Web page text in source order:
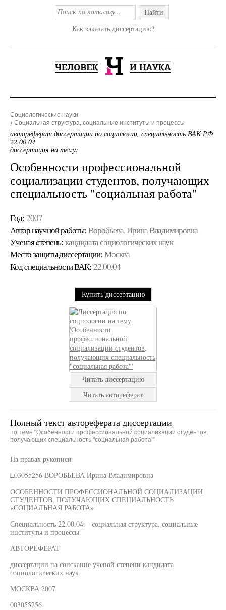
Найти
Как заказать диссертацию?
Социологические науки
Социальная структура, социальные институты и процессы
автореферат диссертации по социологии, специальность ВАК РФ
22.00.04
диссертация на тему:
Особенности профессиональной
социализации студентов, получающих
специальность "социальная работа"
Год: 2007
Автор научной работы: Воробьева, Ирина Владимировна
Ученая cтепень: кандидата социологических наук
Место защиты диссертации: Москва
Код cпециальности ВАК: 22.00.04
Купить диссертацию
Читать диссертацию
Читать автореферат
Полный текст автореферата диссертации
по теме "Особенности профессиональной социализации студентов,
получающих специальность "социальная работа""
На правах рукописи
□03055256 ВОРОБЬЕВА Ирина Владимировна
ОСОБЕННОСТИ ПРОФЕССИОНАЛЬНОЙ СОЦИАЛИЗАЦИИ
СТУДЕНТОВ, ПОЛУЧАЮЩИХ СПЕЦИАЛЬНОСТЬ
«СОЦИАЛЬНАЯ РАБОТА»
Специальность 22.00.04. - социальная структура, социальные
институты и процессы
АВТОРЕФЕРАТ
диссертации на соискание ученой степени кандидата
социологических наук
МОСКВА 2007
003055256